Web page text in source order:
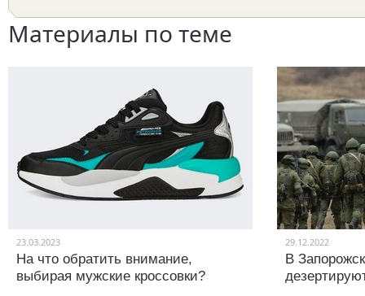
Материалы по теме
23.03.2023
На что обратить внимание,
выбирая мужские кроссовки?
29.12.2022
В